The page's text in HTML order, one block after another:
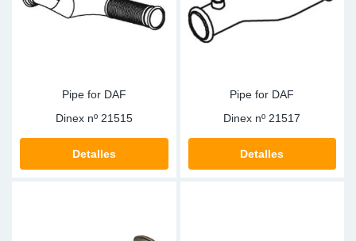
Pipe for DAF
Dinex nº 21515
Detalles
Pipe for DAF
Dinex nº 21517
Detalles